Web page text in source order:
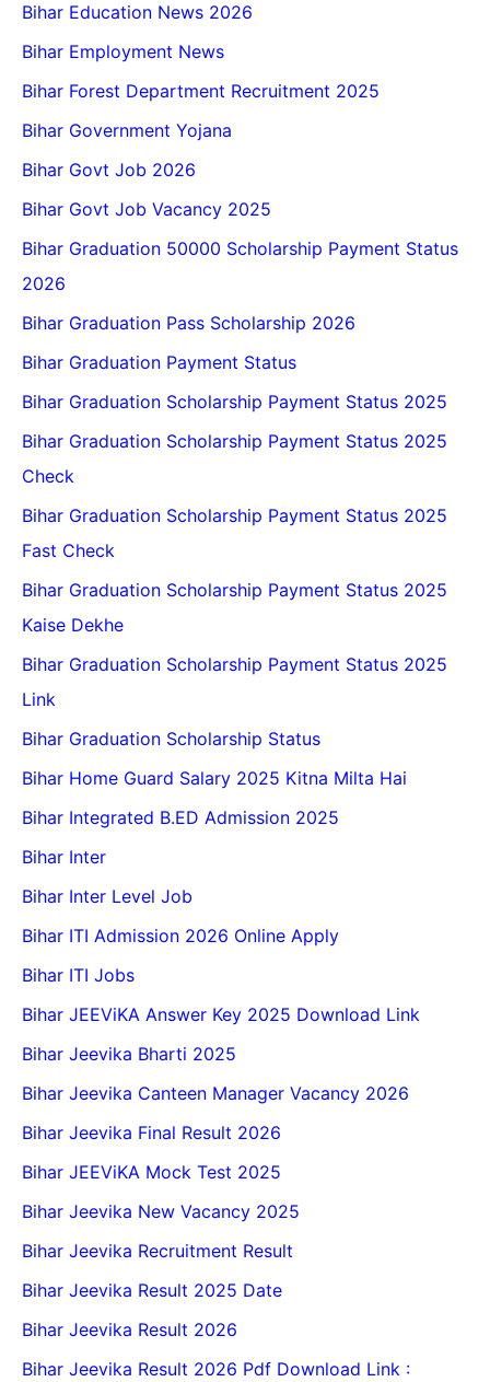
Bihar Education News 2026
Bihar Employment News
Bihar Forest Department Recruitment 2025
Bihar Government Yojana
Bihar Govt Job 2026
Bihar Govt Job Vacancy 2025
Bihar Graduation 50000 Scholarship Payment Status
2026
Bihar Graduation Pass Scholarship 2026
Bihar Graduation Payment Status
Bihar Graduation Scholarship Payment Status 2025
Bihar Graduation Scholarship Payment Status 2025
Check
Bihar Graduation Scholarship Payment Status 2025
Fast Check
Bihar Graduation Scholarship Payment Status 2025
Kaise Dekhe
Bihar Graduation Scholarship Payment Status 2025
Link
Bihar Graduation Scholarship Status
Bihar Home Guard Salary 2025 Kitna Milta Hai
Bihar Integrated B.ED Admission 2025
Bihar Inter
Bihar Inter Level Job
Bihar ITI Admission 2026 Online Apply
Bihar ITI Jobs
Bihar JEEViKA Answer Key 2025 Download Link
Bihar Jeevika Bharti 2025
Bihar Jeevika Canteen Manager Vacancy 2026
Bihar Jeevika Final Result 2026
Bihar JEEViKA Mock Test 2025
Bihar Jeevika New Vacancy 2025
Bihar Jeevika Recruitment Result
Bihar Jeevika Result 2025 Date
Bihar Jeevika Result 2026
Bihar Jeevika Result 2026 Pdf Download Link :